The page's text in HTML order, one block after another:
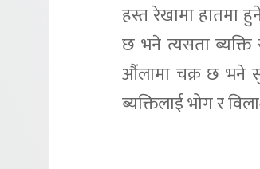
हस्त रेखामा हातमा
छ भने त्यसता ब्यक्ति
औंलामा चक्र छ भने
ब्यक्तिलाई भोग र